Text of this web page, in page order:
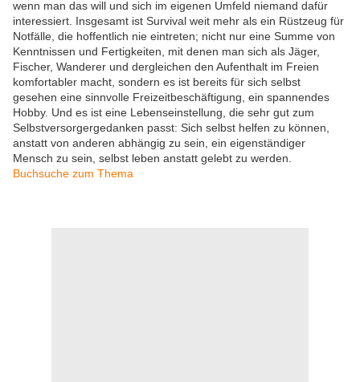
wenn man das will und sich im eigenen Umfeld niemand dafür
interessiert. Insgesamt ist Survival weit mehr als ein Rüstzeug für
Notfälle, die hoffentlich nie eintreten; nicht nur eine Summe von
Kenntnissen und Fertigkeiten, mit denen man sich als Jäger,
Fischer, Wanderer und dergleichen den Aufenthalt im Freien
komfortabler macht, sondern es ist bereits für sich selbst
gesehen eine sinnvolle Freizeitbeschäftigung, ein spannendes
Hobby. Und es ist eine Lebenseinstellung, die sehr gut zum
Selbstversorgergedanken passt: Sich selbst helfen zu können,
anstatt von anderen abhängig zu sein, ein eigenständiger
Mensch zu sein, selbst leben anstatt gelebt zu werden.
Buchsuche zum Thema